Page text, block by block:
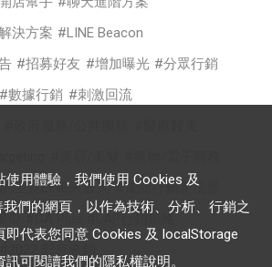
決方案
LINE Beacon
招募好友 增加曝光
分眾行銷
數據行銷
刺激回流
生意LINE來放大
電商行銷新境界
ID OA Plus
LAP行銷策略
用體驗，我們使用 Cookies 及
們的網頁，以作為技術、分析、行銷之
即代表您同意 Cookies 及 localStorage
訊可閱讀我們的隱私權說明。